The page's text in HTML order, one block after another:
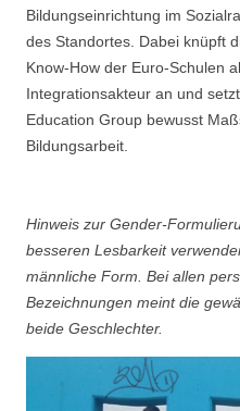
Bildungseinrichtung im
des Standortes. Dabei knüpft
Know-How der Euro-Schulen
Integrationsakteur an und
Education Group bewusst
Bildungsarbeit.
Hinweis zur Gender-
besseren Lesbarkeit
männliche Form. Bei allen
Bezeichnungen meint die
beide Geschlechter.